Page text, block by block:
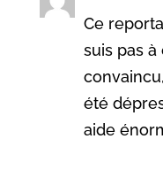
Ce
suis pas
été
aide